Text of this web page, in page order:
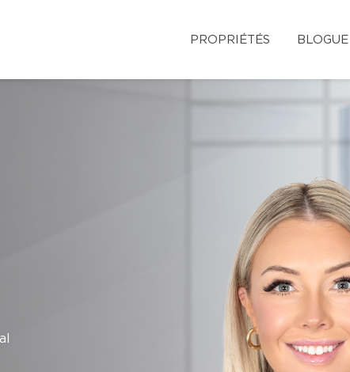
PROPRIÉTÉS BLOGUE